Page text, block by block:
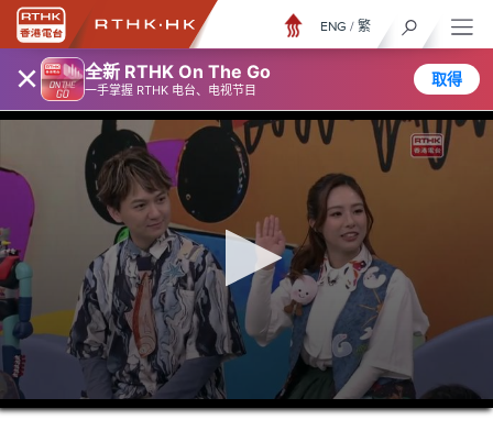
× 全新 RTHK On The Go
一手掌握 RTHK 电台、电视节目
取得
ENG / 繁
0
seconds